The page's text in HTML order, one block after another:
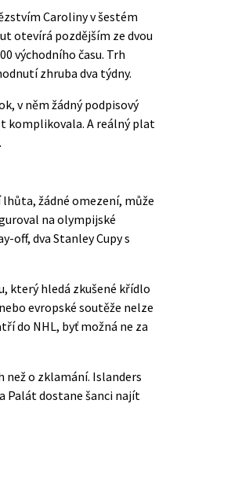
Caroliny v šestém
otevírá pozdějším ze dvou
východního času. Trh
zhruba dva týdny.
v něm žádný podpisový
komplikovala. A reálný plat
žádné omezení, může
na olympijské
off, dva Stanley Cupy s
který hledá zkušené křídlo
evropské soutěže nelze
do NHL, byť možná ne za
než o zklamání. Islanders
Palát dostane šanci najít